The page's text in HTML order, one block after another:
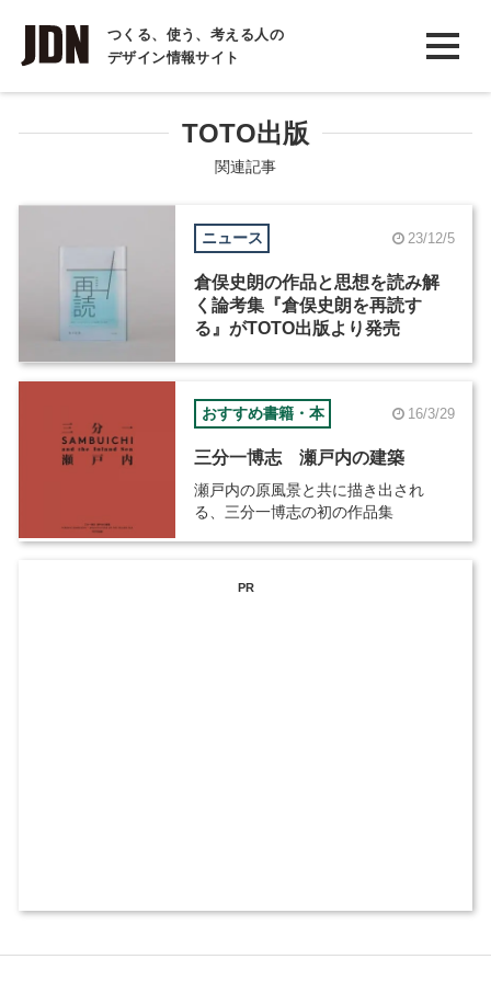
つくる、使う、考える人の
デザイン情報サイト
INTERVIEW
インタビュー
COLUMN
TOTO出版
関連記事
ニュース 23/12/5
倉俣史朗の作品と思想を読み解
く論考集『倉俣史朗を再読す
る』がTOTO出版より発売
おすすめ書籍・本 16/3/29
三分一博志 瀬戸内の建築
瀬戸内の原風景と共に描き出され
る、三分一博志の初の作品集
PR